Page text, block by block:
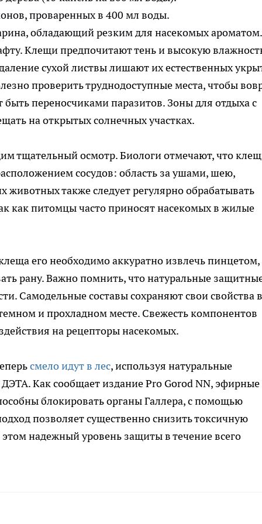
проваренных в 400 мл воды.
обладающий резким для насекомых ароматом.
Клещи предпочитают тень и высокую
сухой листвы лишают их естественных
проверить труднодоступные места, чтобы
быть переносчиками паразитов. Зоны для отдыха с
на открытых солнечных участках.
тщательный осмотр. Биологи отмечают, что
сосудов: область за ушами, шею,
также следует регулярно обрабатывать
как питомцы часто приносят насекомых в жилые
его необходимо аккуратно извлечь пинцетом,
рану. Важно помнить, что натуральные
Самодельные составы сохраняют свои свойства в
и прохладном месте. Свежесть компонентов
на рецепторы насекомых.
смело идут в лес, используя натуральные
Как сообщает издание Pro Gorod NN, эфирные
блокировать органы Галлера, с помощью
позволяет существенно снизить токсичную
надежный уровень защиты в течение всего